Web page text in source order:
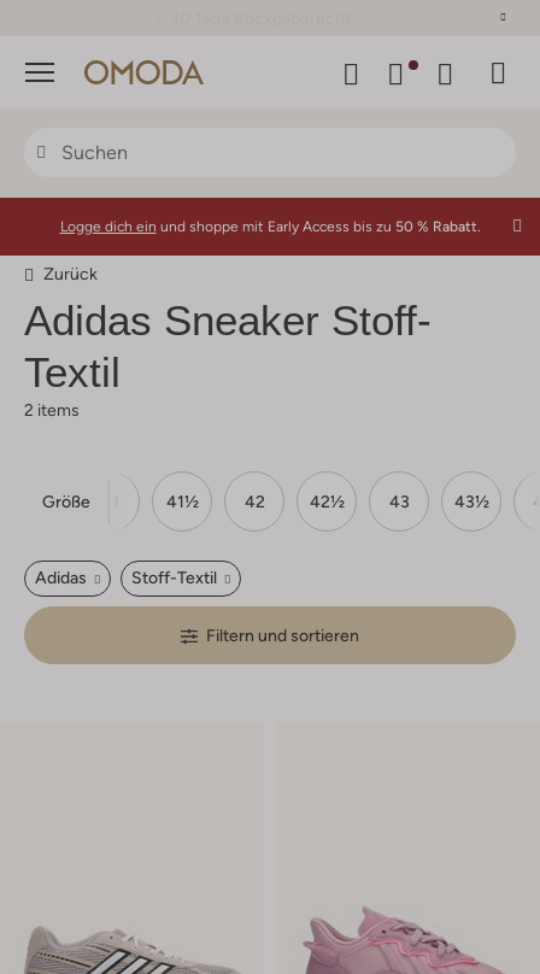
Menü
Logge dich ein und shoppe mit Early Access bis zu 50 % Rabatt.
Zurück
Adidas Sneaker Stoff-
Textil
2 items
Größe
40½ 41½ 42 42½ 43 43½
Adidas Stoff-Textil
Filtern und sortieren